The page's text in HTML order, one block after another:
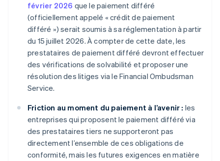
février 2026 que le paiement différé
(officiellement appelé « crédit de paiement
différé ») serait soumis à sa réglementation à partir
du 15 juillet 2026. À compter de cette date, les
prestataires de paiement différé devront effectuer
des vérifications de solvabilité et proposer une
résolution des litiges via le Financial Ombudsman
Service.
Friction au moment du paiement à l’avenir : les
entreprises qui proposent le paiement différé via
des prestataires tiers ne supporteront pas
directement l’ensemble de ces obligations de
conformité, mais les futures exigences en matière